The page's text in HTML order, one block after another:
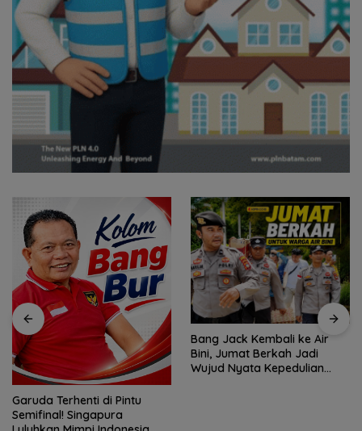
Bang Jack Kembali ke Air
Bini, Jumat Berkah Jadi
Wujud Nyata Kepedulian
untuk Warga
PWI Kepri Siapkan UKW
Akbar 2026 Gratis, Buruan
Terbatas 6 Kelas dengan
Verifikasi Ketat